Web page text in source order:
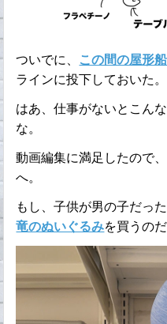
ついでに、 この間の屋形船
ラインに投下しておいた。
はあ、仕事がないとこん
な。
動画編集に満足したので
へ。
もし、子供が男の子だっ
竜のぬいぐるみを買うのだ